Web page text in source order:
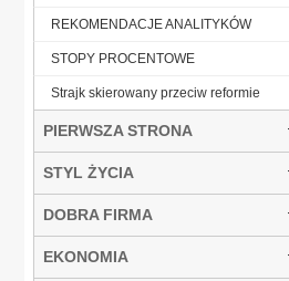
REKOMENDACJE ANALITYKÓW
STOPY PROCENTOWE
Strajk skierowany przeciw reformie
PIERWSZA STRONA
STYL ŻYCIA
DOBRA FIRMA
EKONOMIA